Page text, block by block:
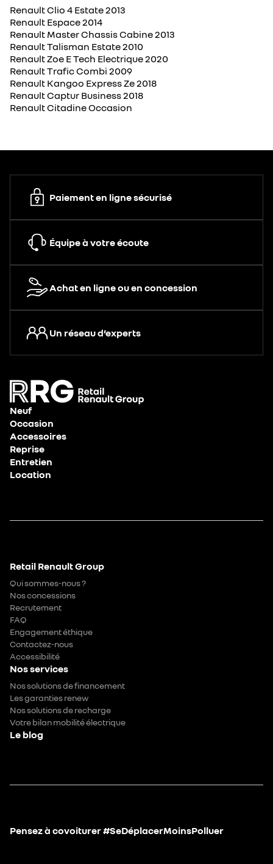
Renault Clio 4 Estate 2013
Renault Espace 2014
Renault Master Chassis Cabine 2013
Renault Talisman Estate 2010
Renault Zoe E Tech Electrique 2020
Renault Trafic Combi 2009
Renault Kangoo Express Ze 2018
Renault Captur Business 2018
Renault Citadine Occasion
Paiement en ligne sécurisé
Équipe à votre écoute
Achat en ligne ou en concession
Un réseau d’experts
Neuf
Occasion
Accessoires
Reprise
Entretien
Location
Retail Renault Group
Qui sommes-nous ?
Nos concessions
Recrutement
FAQ
Engagement éthique
Contactez-nous
Accessibilité
Nos services
Nos solutions de financement
Les garanties renew
Nos solutions de recharge
Votre bilan mobilité électrique
Le blog
Pensez à covoiturer #SeDéplacerMoinsPolluer